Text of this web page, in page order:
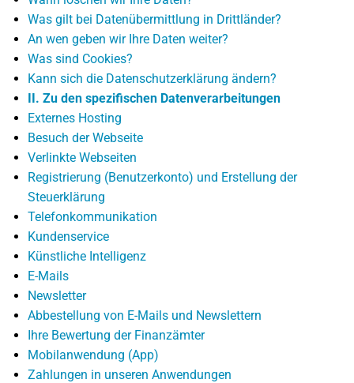
Was gilt bei Datenübermittlung in Drittländer?
An wen geben wir Ihre Daten weiter?
Was sind Cookies?
Kann sich die Datenschutzerklärung ändern?
II. Zu den spezifischen Datenverarbeitungen
Externes Hosting
Besuch der Webseite
Verlinkte Webseiten
Registrierung (Benutzerkonto) und Erstellung der
Steuerklärung
Telefonkommunikation
Kundenservice
Künstliche Intelligenz
E-Mails
Newsletter
Abbestellung von E-Mails und Newslettern
Ihre Bewertung der Finanzämter
Mobilanwendung (App)
Zahlungen in unseren Anwendungen